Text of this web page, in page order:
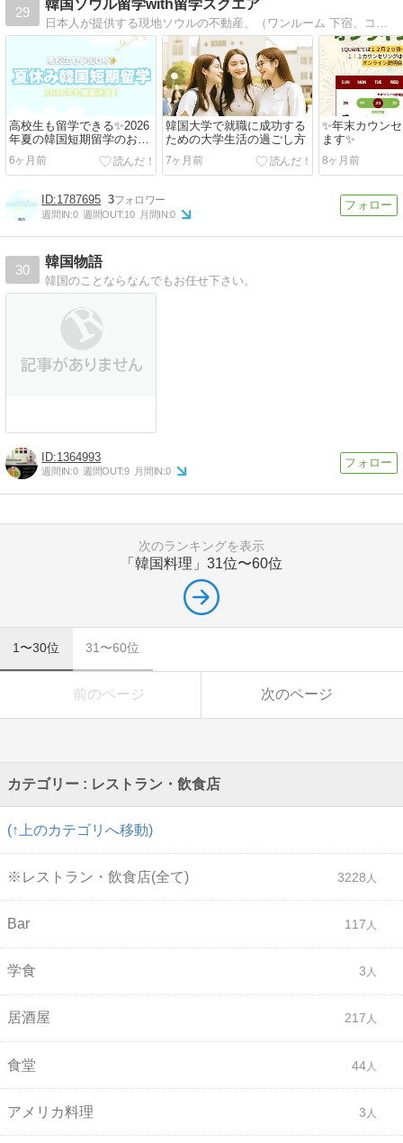
29
韓国ソウル留学with留学スクエア
高校生も留学できる✨2026
年夏の韓国短期留学のお知
6ヶ月前
韓国大学で就職に成功する
ための大学生活の過ごし方
7ヶ月前
✨年末カウン
ます✨
8ヶ月前
1787695 3
週間IN:0 週間OUT:10 月間IN:0
30
韓国物語
韓国のことならなんでもお任せ下さい。
1364993
週間IN:0 週間OUT:9 月間IN:0
次のランキングを表示
「韓国料理」 31位〜60位
1〜30位 31〜60位
前のページ 次のページ
カテゴリー : レストラン・飲食店
(↑上のカテゴリへ移動)
※レストラン・飲食店(全て) 3228
Bar 117
学食 3
居酒屋 217
食堂 44
アメリカ料理 3